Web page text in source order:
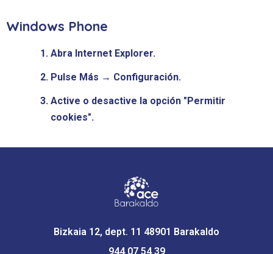
Windows Phone
Abra Internet Explorer.
Pulse Más → Configuración.
Active o desactive la opción "Permitir
cookies".
Bizkaia 12, dept. 11 48901 Barakaldo
944 07 54 39